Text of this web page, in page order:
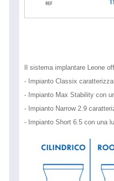
Il sistema implantare Leone
- Impianto Classix
- Impianto Max Stability con
- Impianto Narrow 2.9
- Impianto Short 6.5 con una